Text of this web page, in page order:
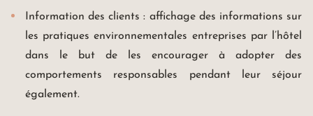
Information des clients : affichage des informations sur
les pratiques environnementales entreprises par l’hôtel
dans le but de les encourager à adopter des
comportements responsables pendant leur séjour
également.